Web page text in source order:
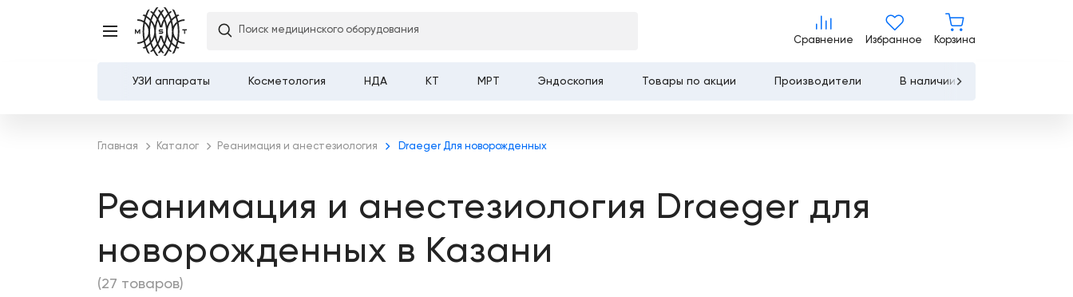
Доставка и оплата
Поиск медицинского оборудования
Сравнение
Сравнение
Избранное Корзина
УЗИ аппараты Косметология НДА КТ МРТ Эндоскопия Товары по акции Производители В наличии
Главная Каталог Реанимация и анестезиология Draeger Для новорожденных
Реанимация и анестезиология Draeger для
новорожденных в Казани
(27 товаров)